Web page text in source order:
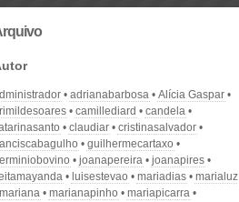
adrianabarbosa
Alícia Gaspar
camillediard
candela
claudiar
cristinasalvador
guilhermecartaxo
joanapereira
joanapires
luisestevao mariadias
marialuz
mariana
marianapinho
mariapicarra